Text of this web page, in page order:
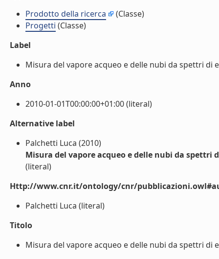
Prodotto della ricerca
(Classe)
Progetti (Classe)
Label
Misura del vapore acqueo e delle nubi da spettri
Anno
2010-01-01T00:00:00+01:00 (literal)
Alternative label
Palchetti Luca (2010)
Misura del vapore acqueo e delle nubi da
(literal)
Http://www.cnr.it/ontology/cnr/
Palchetti Luca (literal)
Titolo
Misura del vapore acqueo e delle nubi da spettri